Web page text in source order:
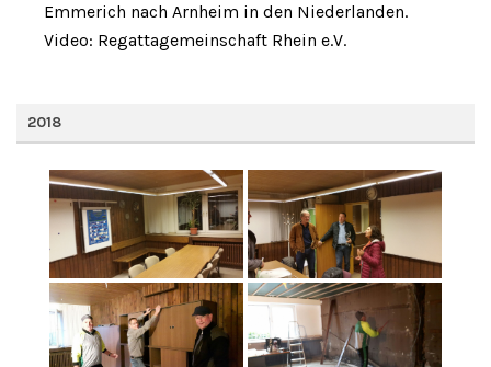
Emmerich nach Arnheim in den Niederlanden.
Video: Regattagemeinschaft Rhein e.V.
2018